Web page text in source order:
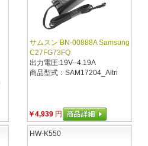
サムスン BN-00888A Samsung
C27FG73FQ
出力電圧:19V--4.19A
商品型式：SAM17204_Altri
￥4,939 円
HW-K550